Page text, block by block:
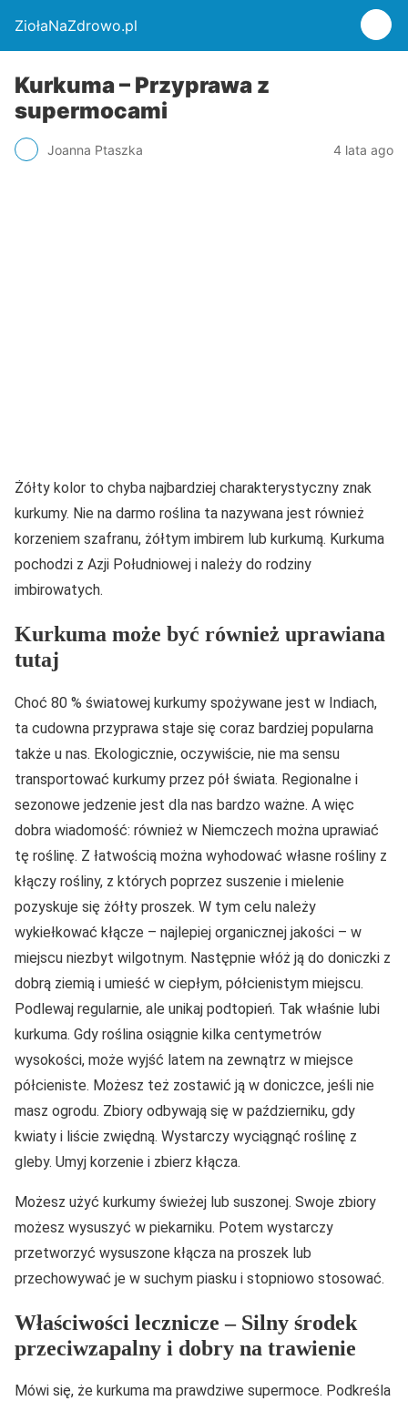
ZiołaNaZdrowo.pl
Kurkuma – Przyprawa z
supermocami
Joanna Ptaszka 4 lata ago
Żółty kolor to chyba najbardziej charakterystyczny znak
kurkumy. Nie na darmo roślina ta nazywana jest również
korzeniem szafranu, żółtym imbirem lub kurkumą. Kurkuma
pochodzi z Azji Południowej i należy do rodziny
imbirowatych.
Kurkuma może być również uprawiana
tutaj
Choć 80 % światowej kurkumy spożywane jest w Indiach,
ta cudowna przyprawa staje się coraz bardziej popularna
także u nas. Ekologicznie, oczywiście, nie ma sensu
transportować kurkumy przez pół świata. Regionalne i
sezonowe jedzenie jest dla nas bardzo ważne. A więc
dobra wiadomość: również w Niemczech można uprawiać
tę roślinę. Z łatwością można wyhodować własne rośliny z
kłączy rośliny, z których poprzez suszenie i mielenie
pozyskuje się żółty proszek. W tym celu należy
wykiełkować kłącze – najlepiej organicznej jakości – w
miejscu niezbyt wilgotnym. Następnie włóż ją do doniczki z
dobrą ziemią i umieść w ciepłym, półcienistym miejscu.
Podlewaj regularnie, ale unikaj podtopień. Tak właśnie lubi
kurkuma. Gdy roślina osiągnie kilka centymetrów
wysokości, może wyjść latem na zewnątrz w miejsce
półcieniste. Możesz też zostawić ją w doniczce, jeśli nie
masz ogrodu. Zbiory odbywają się w październiku, gdy
kwiaty i liście zwiędną. Wystarczy wyciągnąć roślinę z
gleby. Umyj korzenie i zbierz kłącza.
Możesz użyć kurkumy świeżej lub suszonej. Swoje zbiory
możesz wysuszyć w piekarniku. Potem wystarczy
przetworzyć wysuszone kłącza na proszek lub
przechowywać je w suchym piasku i stopniowo stosować.
Właściwości lecznicze – Silny środek
przeciwzapalny i dobry na trawienie
Mówi się, że kurkuma ma prawdziwe supermoce. Podkreśla